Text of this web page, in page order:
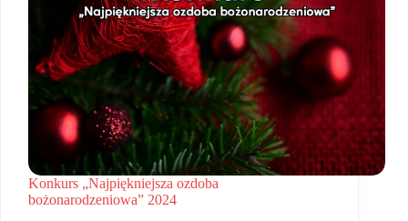
Konkurs „Najpiękniejsza ozdoba
bożonarodzeniowa” 2024